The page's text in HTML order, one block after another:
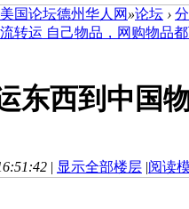
美国论坛德州华人网 »论坛 ›
流转运 自己物品，网购物品
东西到中国
| 显示全部楼层 |阅读